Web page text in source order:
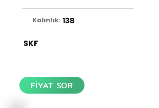
Kalınlık: 138
SKF
FİYAT SOR